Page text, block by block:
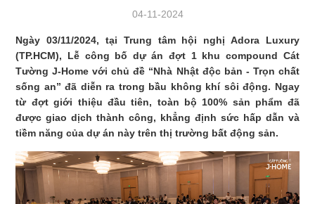
04-11-2024
Ngày 03/11/2024, tại Trung tâm hội nghị Adora Luxury
(TP.HCM), Lễ công bố dự án đợt 1 khu compound Cát
Tường J-Home với chủ đề “Nhà Nhật độc bản - Trọn chất
sống an” đã diễn ra trong bầu không khí sôi động. Ngay
từ đợt giới thiệu đầu tiên, toàn bộ 100% sản phẩm đã
được giao dịch thành công, khẳng định sức hấp dẫn và
tiềm năng của dự án này trên thị trường bất động sản.